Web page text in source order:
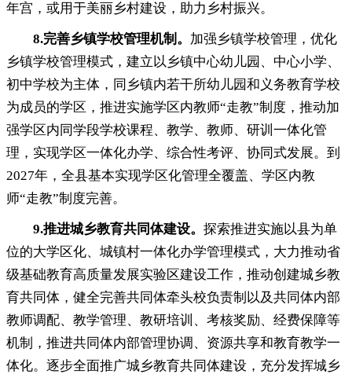
年宫，或用于美丽乡村建设 ， 助力乡村振兴。
8.完善乡镇学校管理机制 。 加强乡镇学校管理 ， 优化
乡镇学校管理模式，建立以乡镇中心幼儿园、中心小学、
初中学校为主体 ， 同乡镇内若干所幼儿园和义务教育学校
为成员的学区，推进实施学区内教师“走教”制度 ， 推动加
强学区内同学段学校课程、教学、教师、研训一体化管
理，实现学区一体化办学、综合性考评、协同式发展。 到
2027年，全县基本实现学区化管理全覆盖、学区内教
师“走教”制度完善。
9.推进城乡教育共同体建设。 探索推进实施以县为单
位的大学区化、城镇村一体化办学管理模式 ， 大力推动省
级基础教育高质量发展实验区建设工作，推动创建城乡教
育共同体 ， 健全完善共同体牵头校负责制以及共同体内部
教师调配、教学管理、教研培训、考核奖励、经费保障等
机制，推进共同体内部管理协调、资源共享和教育教学一
体化。 逐步全面推广城乡教育共同体建设，充分发挥城乡